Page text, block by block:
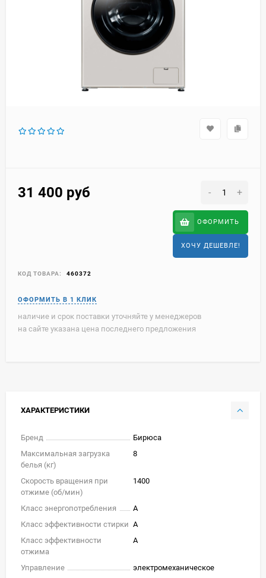
31 400 руб - +
ОФОРМИТЬ
ХОЧУ ДЕШЕВЛЕ!
КОД ТОВАРА: 460372
наличие и срок поставки уточняйте у менеджеров
на сайте указана цена последнего предложения
ХАРАКТЕРИСТИКИ
Бренд
Бирюса
Максимальная загрузка
белья (кг)
8
Скорость вращения при
отжиме (об/мин)
1400
Класс энергопотребления
A
Класс эффективности стирки A
Класс эффективности
отжима
A
Управление
электромеханическое